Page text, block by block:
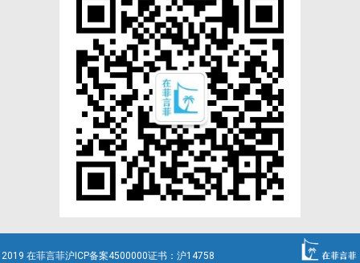
2019 在菲言菲沪ICP备案4500000证书：沪14758